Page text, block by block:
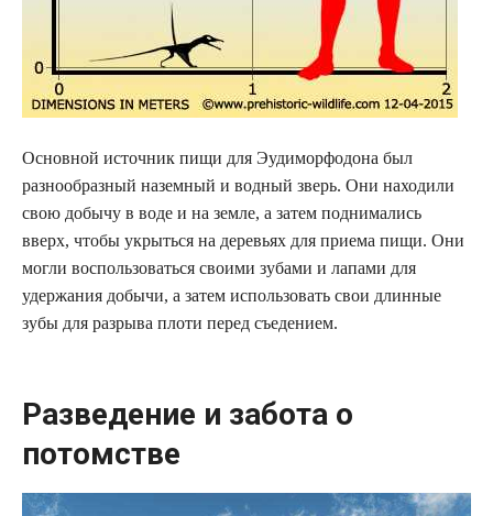
Основной источник пищи для Эудиморфодона был
разнообразный наземный и водный зверь. Они находили
свою добычу в воде и на земле, а затем поднимались
вверх, чтобы укрыться на деревьях для приема пищи. Они
могли воспользоваться своими зубами и лапами для
удержания добычи, а затем использовать свои длинные
зубы для разрыва плоти перед съедением.
Разведение и забота о
потомстве